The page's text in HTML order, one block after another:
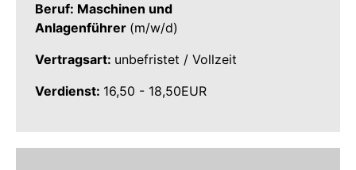
Beruf: Maschinen und
Anlagenführer (m/w/d)
Vertragsart: unbefristet / Vollzeit
Verdienst: 16,50 - 18,50EUR